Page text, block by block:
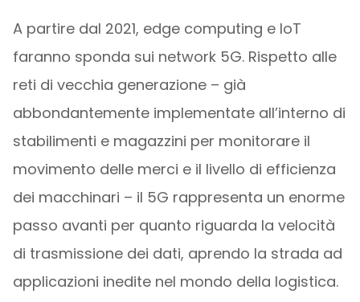
A partire dal 2021, edge computing e IoT
faranno sponda sui network 5G. Rispetto alle
reti di vecchia generazione – già
abbondantemente implementate all’interno di
stabilimenti e magazzini per monitorare il
movimento delle merci e il livello di efficienza
dei macchinari – il 5G rappresenta un enorme
passo avanti per quanto riguarda la velocità
di trasmissione dei dati, aprendo la strada ad
applicazioni inedite nel mondo della logistica.